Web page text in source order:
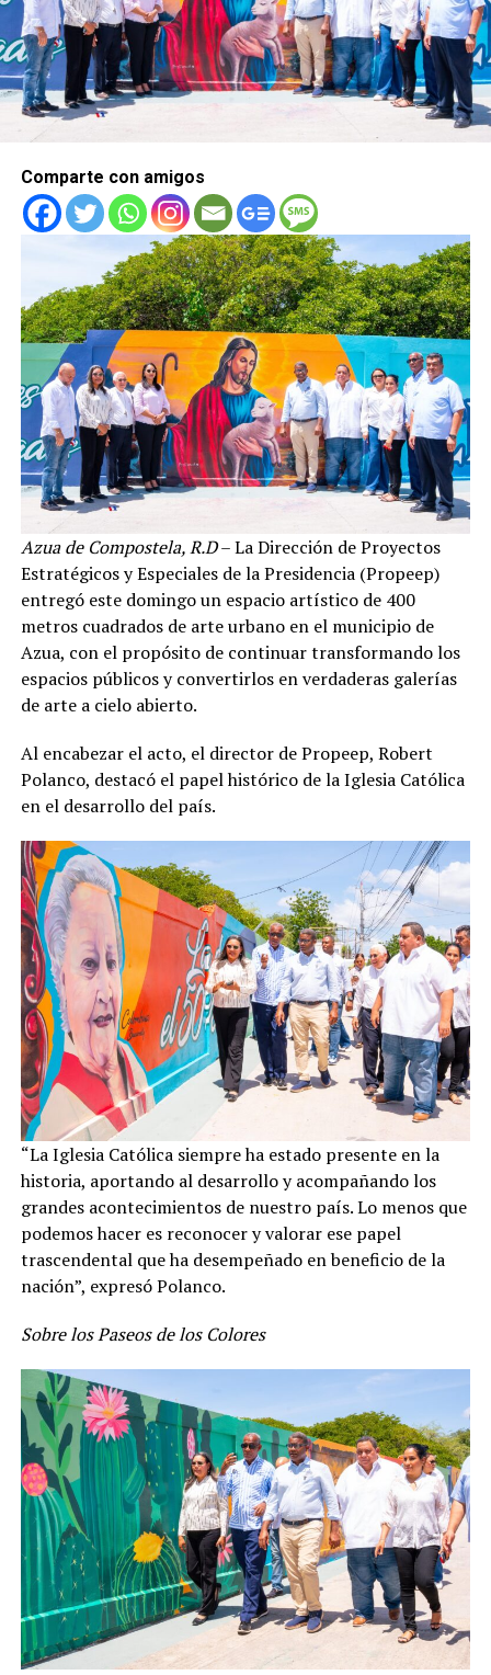
Comparte con amigos
Azua de Compostela, R.D– La Dirección de Proyectos
Estratégicos y Especiales de la Presidencia (Propeep)
entregó este domingo un espacio artístico de 400
metros cuadrados de arte urbano en el municipio de
Azua, con el propósito de continuar transformando los
espacios públicos y convertirlos en verdaderas galerías
de arte a cielo abierto.
Al encabezar el acto, el director de Propeep, Robert
Polanco, destacó el papel histórico de la Iglesia Católica
en el desarrollo del país.
“La Iglesia Católica siempre ha estado presente en la
historia, aportando al desarrollo y acompañando los
grandes acontecimientos de nuestro país. Lo menos que
podemos hacer es reconocer y valorar ese papel
trascendental que ha desempeñado en beneficio de la
nación”, expresó Polanco.
Sobre los Paseos de los Colores